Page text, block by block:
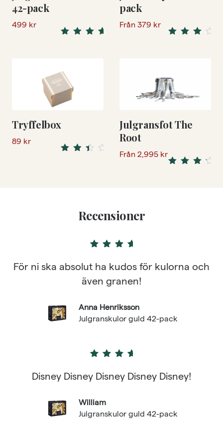
42-pack
499 kr
pack
Från 379 kr
Tryffelbox
89 kr
Julgransfot The
Root
Från 2,995 kr
Recensioner
För ni ska absolut ha kudos för kulorna och
även granen!
Anna Henriksson
Julgranskulor guld 42-pack
Disney Disney Disney Disney Disney!
William
Julgranskulor guld 42-pack